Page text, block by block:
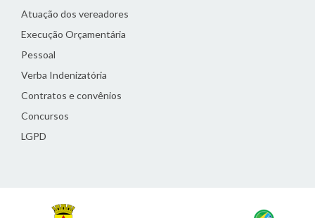
Atuação dos vereadores
Execução Orçamentária
Pessoal
Verba Indenizatória
Contratos e convênios
Concursos
LGPD